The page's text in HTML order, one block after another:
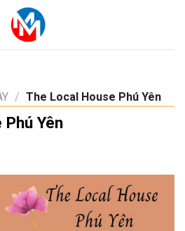
/ The Local House Phú Yên
Yên